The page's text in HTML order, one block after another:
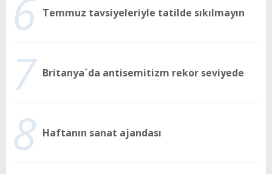
6 Temmuz tavsiyeleriyle tatilde sıkılmayın
7 Britanya´da antisemitizm rekor seviyede
8 Haftanın sanat ajandası